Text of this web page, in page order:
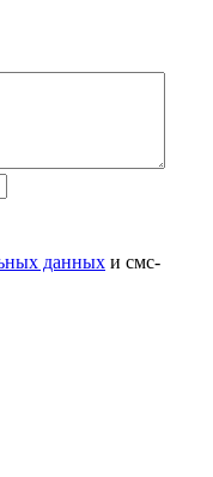
данных и смс-